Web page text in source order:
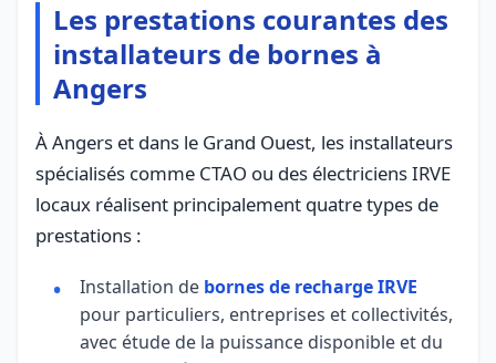
Les prestations courantes des
installateurs de bornes à
Angers
À Angers et dans le Grand Ouest, les installateurs
spécialisés comme CTAO ou des électriciens IRVE
locaux réalisent principalement quatre types de
prestations :
Installation de bornes de recharge IRVE
pour particuliers, entreprises et collectivités,
avec étude de la puissance disponible et du